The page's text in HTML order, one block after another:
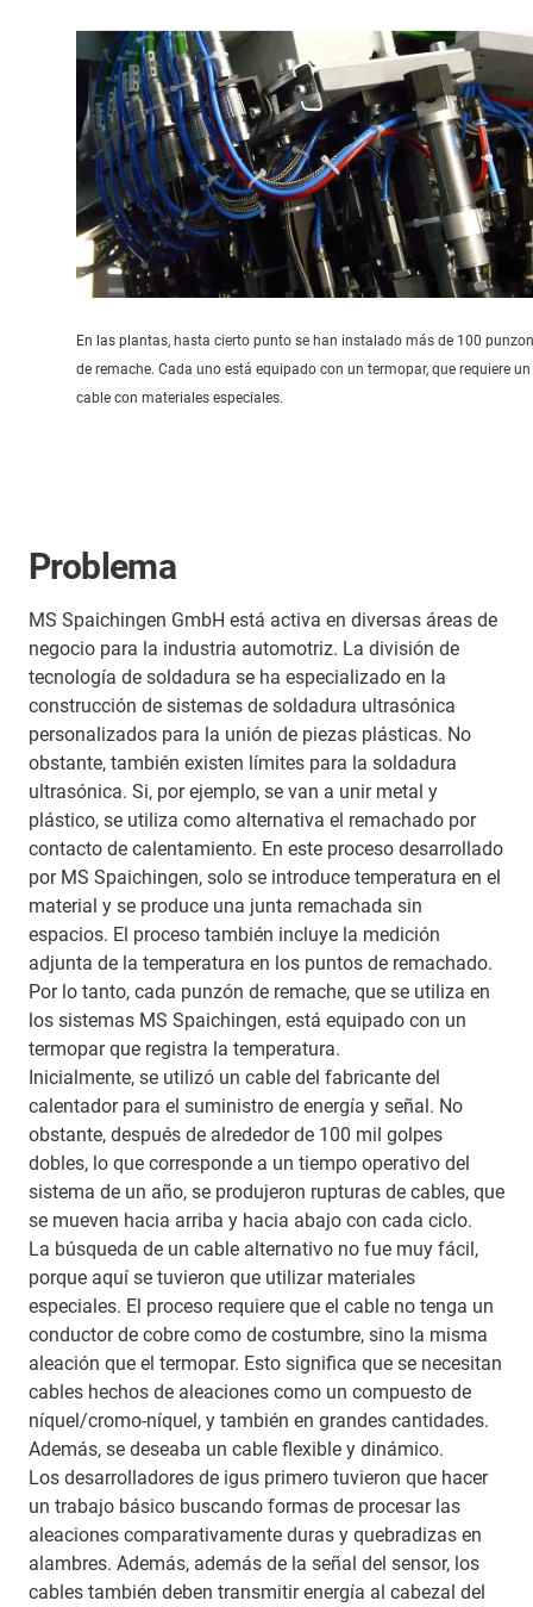
En las plantas, hasta cierto punto se han instalado más de 100
de remache. Cada uno está equipado con un termopar, que requiere un
cable con materiales especiales.
Problema
MS Spaichingen GmbH está activa en diversas áreas de
negocio para la industria automotriz. La división de
tecnología de soldadura se ha especializado en la
construcción de sistemas de soldadura ultrasónica
personalizados para la unión de piezas plásticas. No
obstante, también existen límites para la soldadura
ultrasónica. Si, por ejemplo, se van a unir metal y
plástico, se utiliza como alternativa el remachado por
contacto de calentamiento. En este proceso desarrollado
por MS Spaichingen, solo se introduce temperatura en el
material y se produce una junta remachada sin
espacios. El proceso también incluye la medición
adjunta de la temperatura en los puntos de remachado.
Por lo tanto, cada punzón de remache, que se utiliza en
los sistemas MS Spaichingen, está equipado con un
termopar que registra la temperatura.
Inicialmente, se utilizó un cable del fabricante del
calentador para el suministro de energía y señal. No
obstante, después de alrededor de 100 mil golpes
dobles, lo que corresponde a un tiempo operativo del
sistema de un año, se produjeron rupturas de cables, que
se mueven hacia arriba y hacia abajo con cada ciclo.
La búsqueda de un cable alternativo no fue muy fácil,
porque aquí se tuvieron que utilizar materiales
especiales. El proceso requiere que el cable no tenga un
conductor de cobre como de costumbre, sino la misma
aleación que el termopar. Esto significa que se necesitan
cables hechos de aleaciones como un compuesto de
níquel/cromo-níquel, y también en grandes cantidades.
Además, se deseaba un cable flexible y dinámico.
Los desarrolladores de igus primero tuvieron que hacer
un trabajo básico buscando formas de procesar las
aleaciones comparativamente duras y quebradizas en
alambres. Además, además de la señal del sensor, los
cables también deben transmitir energía al cabezal del